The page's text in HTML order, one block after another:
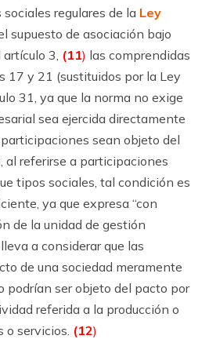
regulares de la Ley
supuesto de asociación bajo
3, (11) las comprendidas
17 y 21 (sustituidos por la Ley
31, ya que la norma no exige
sea ejercida directamente
sean objeto del
al referirse a participaciones
tipos sociales, tal condición es
ya que expresa “con
de la unidad de gestión
a considerar que las
de una sociedad meramente
podrían ser objeto del pacto por
referida a la producción o
o servicios. (12)